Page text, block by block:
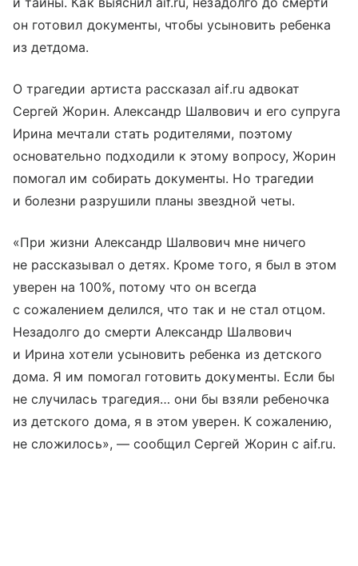
он готовил документы, чтобы усыновить ребенка
из детдома.
О трагедии артиста рассказал aif.ru адвокат
Сергей Жорин. Александр Шалвович и его супруга
Ирина мечтали стать родителями, поэтому
основательно подходили к этому вопросу, Жорин
помогал им собирать документы. Но трагедии
и болезни разрушили планы звездной четы.
«При жизни Александр Шалвович мне ничего
не рассказывал о детях. Кроме того, я был в этом
уверен на 100%, потому что он всегда
с сожалением делился, что так и не стал отцом.
Незадолго до смерти Александр Шалвович
и Ирина хотели усыновить ребенка из детского
дома. Я им помогал готовить документы. Если бы
не случилась трагедия… они бы взяли ребеночка
из детского дома, я в этом уверен. К сожалению,
не сложилось», — сообщил Сергей Жорин с aif.ru.